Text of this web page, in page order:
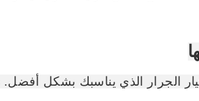
الجرار الذي يناسبك بشكل أفضل.